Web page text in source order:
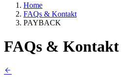
Home
FAQs & Kontakt
PAYBACK
FAQs & Kontakt